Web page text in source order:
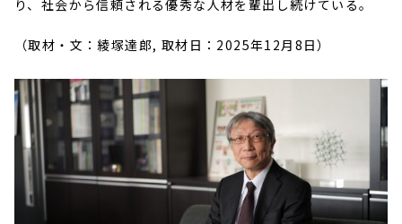
り、社会から信頼される優秀な人材を輩出し続けている。
（取材・文：綾塚達郎, 取材日：2025年12月 8 日）